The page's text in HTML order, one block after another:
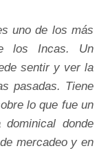
uno de los más
los Incas. Un
sentir y ver la
pasadas. Tiene
lo que fue un
donde
mercadeo y en